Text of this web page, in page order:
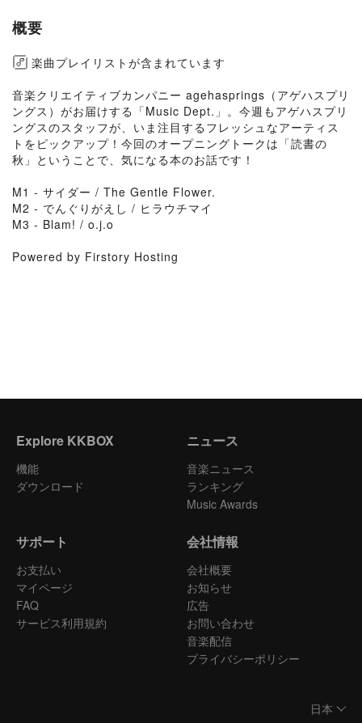
概要
楽曲プレイリストが含まれています
音楽クリエイティブカンパニー agehasprings（アゲハスプリ
ングス）がお届けする「Music Dept.」。今週もアゲハスプリ
ングスのスタッフが、いま注目するフレッシュなアーティス
トをピックアップ！今回のオープニングトークは「読書の
秋」ということで、気になる本のお話です！
M1 - サイダー / The Gentle Flower.
M2 - でんぐりがえし / ヒラウチマイ
M3 - Blam! / o.j.o
Powered by Firstory Hosting
Explore KKBOX
機能
ダウンロード
ニュース
音楽ニュース
ランキング
Music Awards
サポート
お支払い
マイページ
FAQ
サービス利用規約
会社情報
会社概要
お知らせ
広告
お問い合わせ
音楽配信
プライバシーポリシー
日本